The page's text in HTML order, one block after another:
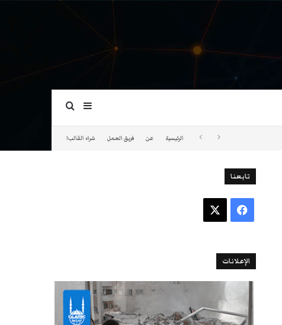
إضافة عمود جانبي
بحث عن
الرئيسية عن فريق العمل شراء القالب!
تابعنا
فيسبوك
الإعلانات